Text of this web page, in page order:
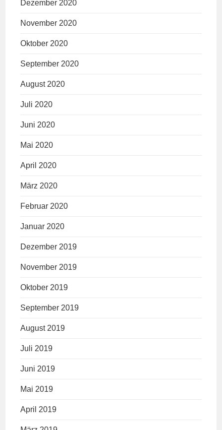
Dezember 2020
November 2020
Oktober 2020
September 2020
August 2020
Juli 2020
Juni 2020
Mai 2020
April 2020
März 2020
Februar 2020
Januar 2020
Dezember 2019
November 2019
Oktober 2019
September 2019
August 2019
Juli 2019
Juni 2019
Mai 2019
April 2019